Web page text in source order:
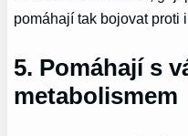
pomáhají tak bojovat proti
5. Pomáhají s
metabolismem